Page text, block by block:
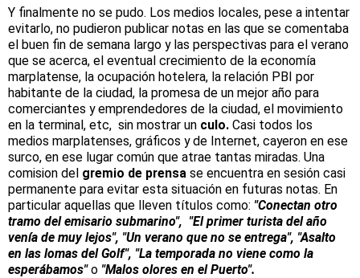
Y finalmente no se pudo. Los medios locales, pese a intentar
evitarlo, no pudieron publicar notas en las que se comentaba
el buen fin de semana largo y las perspectivas para el verano
que se acerca, el eventual crecimiento de la economía
marplatense, la ocupación hotelera, la relación PBI por
habitante de la ciudad, la promesa de un mejor año para
comerciantes y emprendedores de la ciudad, el movimiento
en la terminal, etc, sin mostrar un culo. Casi todos los
medios marplatenses, gráficos y de Internet, cayeron en ese
surco, en ese lugar común que atrae tantas miradas. Una
comision del gremio de prensa se encuentra en sesión casi
permanente para evitar esta situación en futuras notas. En
particular aquellas que lleven títulos como: "Conectan otro
tramo del emisario submarino", "El primer turista del año
venía de muy lejos", "Un verano que no se entrega", "Asalto
en las lomas del Golf", "La temporada no viene como la
esperábamos"o "Malos olores en el Puerto".